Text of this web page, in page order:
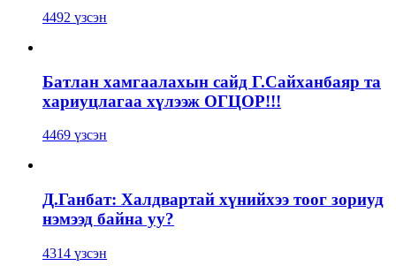
4492 үзсэн
Батлан хамгаалахын сайд Г.Сайханбаяр та
хариуцлагаа хүлээж ОГЦОР!!!
4469 үзсэн
Д.Ганбат: Халдвартай хүнийхээ тоог зориуд
нэмээд байна уу?
4314 үзсэн